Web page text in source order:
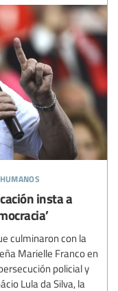
insta a
culminaron con la
Marielle Franco en
policial y
Lula da Silva, la